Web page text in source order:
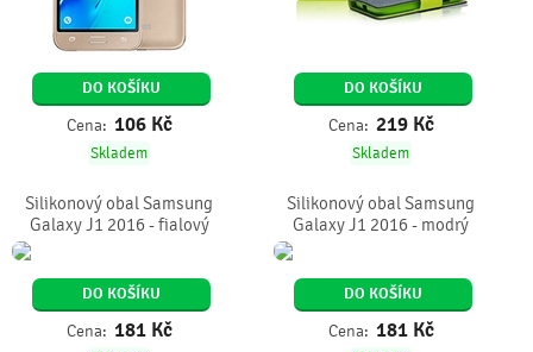
DO KOŠÍKU
Cena: 106 Kč
Skladem
DO KOŠÍKU
Cena: 219 Kč
Skladem
Silikonový obal Samsung
Galaxy J1 2016 - fialový
DO KOŠÍKU
Cena: 181 Kč
Silikonový obal Samsung
Galaxy J1 2016 - modrý
DO KOŠÍKU
Cena: 181 Kč